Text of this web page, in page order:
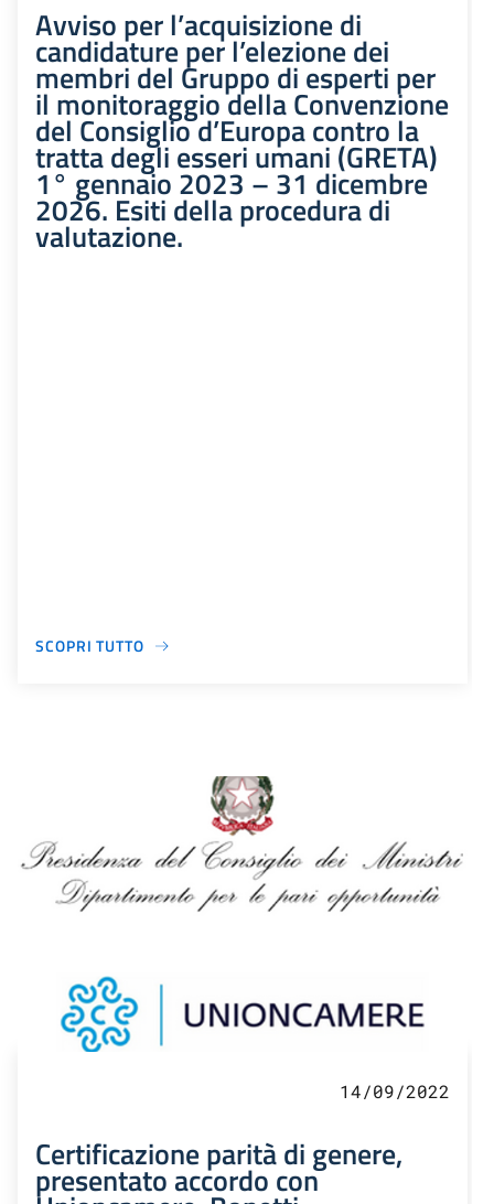
Avviso per l’acquisizione di
candidature per l’elezione dei
membri del Gruppo di esperti per
il monitoraggio della Convenzione
del Consiglio d’Europa contro la
tratta degli esseri umani (GRETA)
1° gennaio 2023 – 31 dicembre
2026. Esiti della procedura di
valutazione.
SCOPRI TUTTO
14/09/2022
Certificazione parità di genere,
presentato accordo con